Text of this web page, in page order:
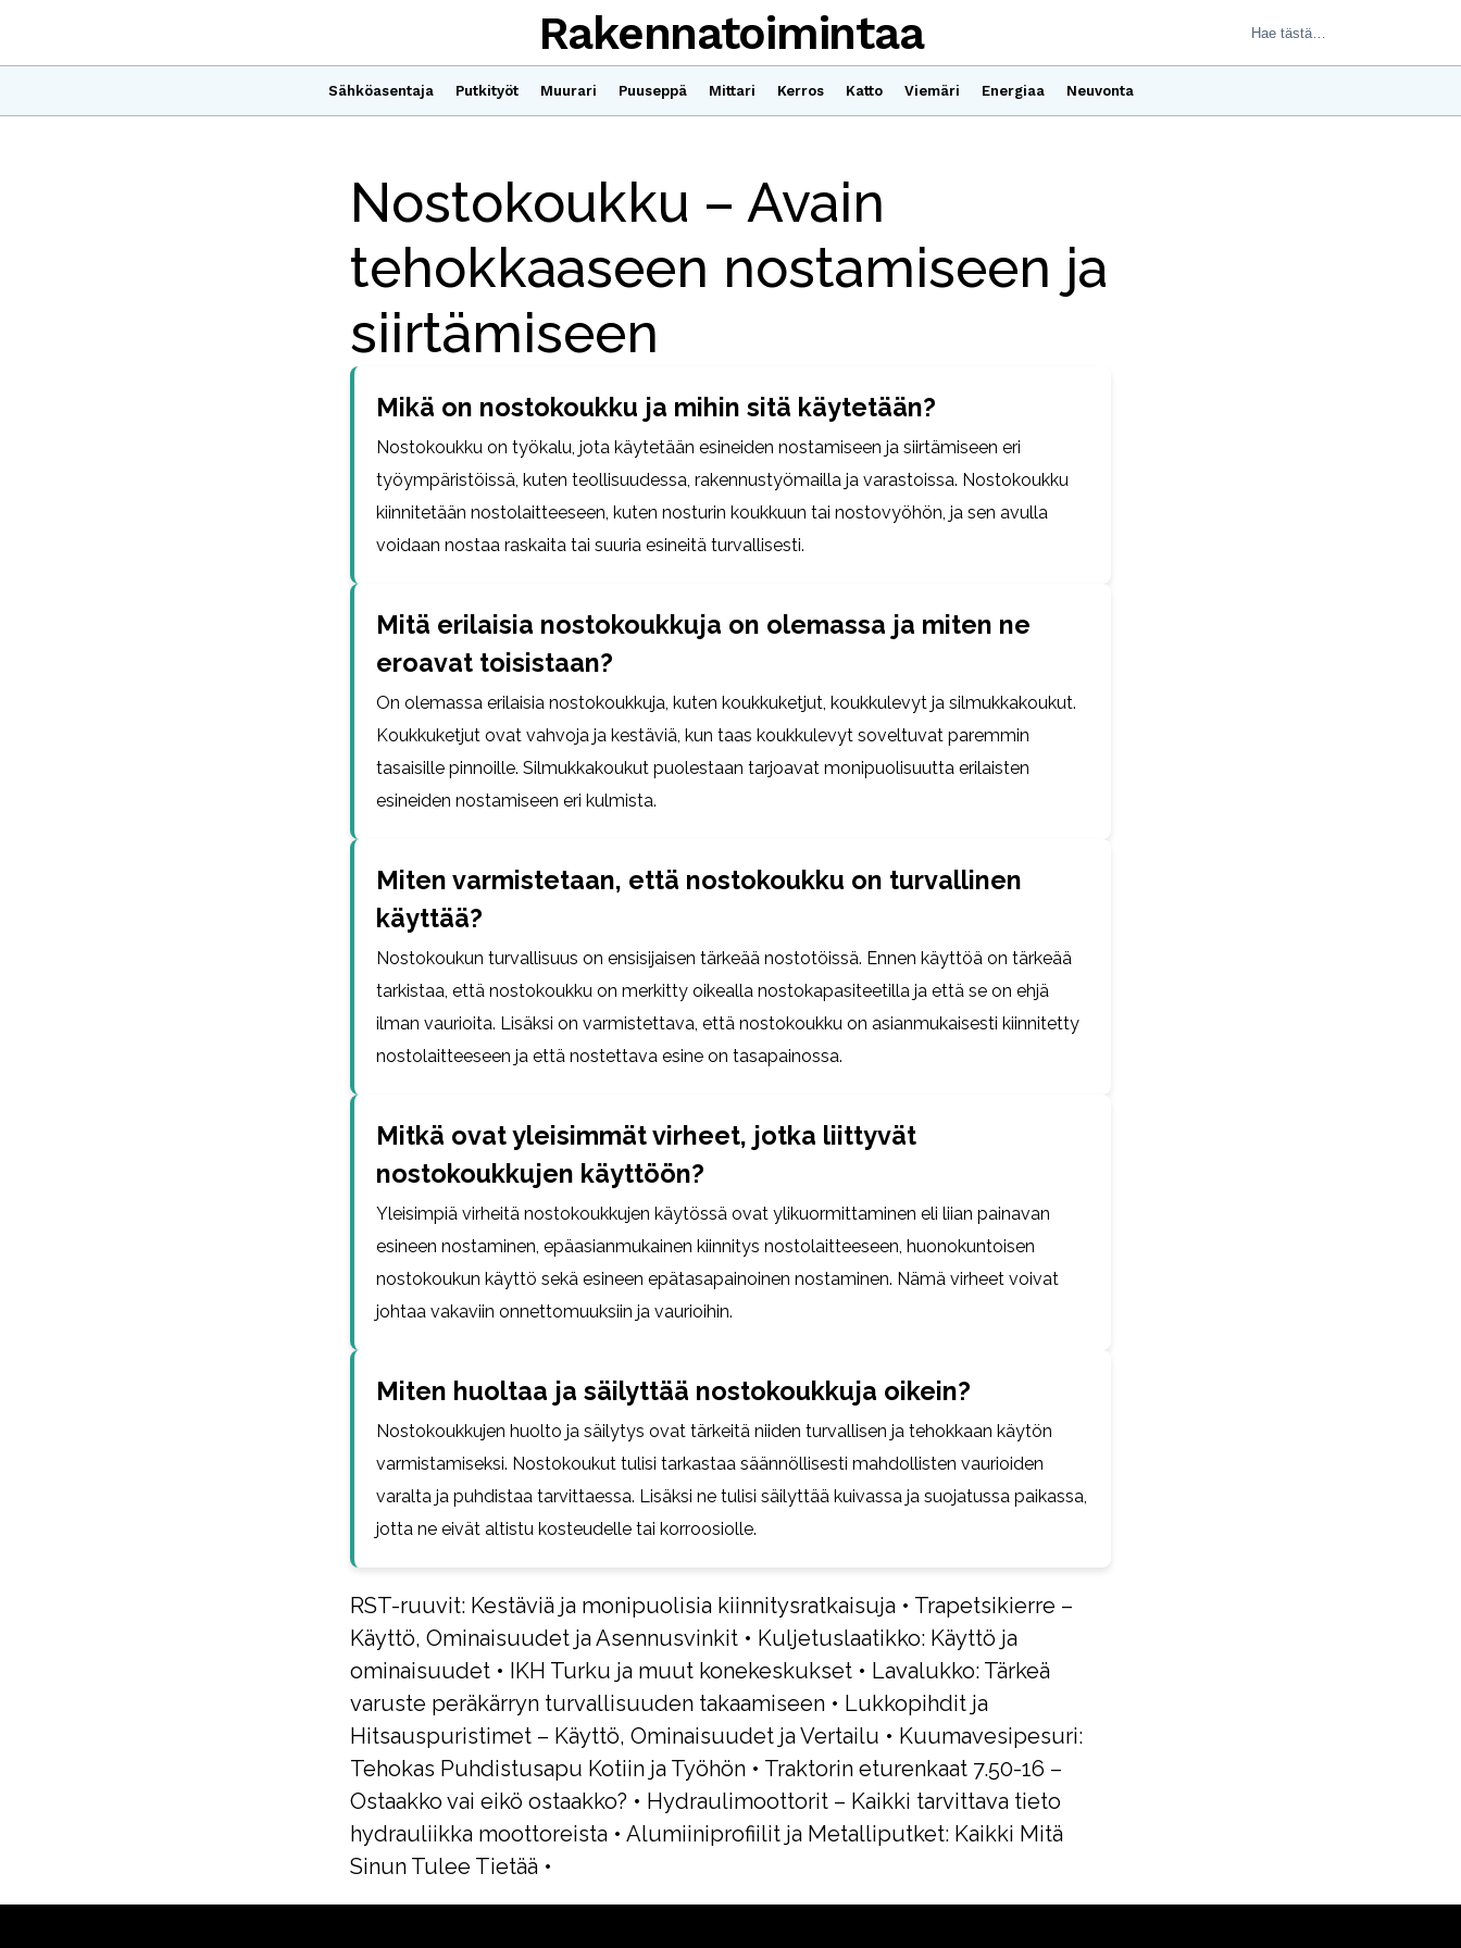
Sähköasentaja Putkityöt Muurari Puuseppä Mittari Kerros Katto Viemäri Energiaa Neuvonta
Rakennatoimintaa
Nostokoukku – Avain
tehokkaaseen nostamiseen ja
siirtämiseen
Mikä on nostokoukku ja mihin sitä käytetään?
Nostokoukku on työkalu, jota käytetään esineiden nostamiseen ja siirtämiseen eri
työympäristöissä, kuten teollisuudessa, rakennustyömailla ja varastoissa. Nostokoukku
kiinnitetään nostolaitteeseen, kuten nosturin koukkuun tai nostovyöhön, ja sen avulla
voidaan nostaa raskaita tai suuria esineitä turvallisesti.
Mitä erilaisia ​​nostokoukkuja on olemassa ja miten ne
eroavat toisistaan?
On olemassa erilaisia ​​nostokoukkuja, kuten koukkuketjut, koukkulevyt ja silmukkakoukut.
Koukkuketjut ovat vahvoja ja kestäviä, kun taas koukkulevyt soveltuvat paremmin
tasaisille pinnoille. Silmukkakoukut puolestaan tarjoavat monipuolisuutta erilaisten
esineiden nostamiseen eri kulmista.
Miten varmistetaan, että nostokoukku on turvallinen
käyttää?
Nostokoukun turvallisuus on ensisijaisen tärkeää nostotöissä. Ennen käyttöä on tärkeää
tarkistaa, että nostokoukku on merkitty oikealla nostokapasiteetilla ja että se on ehjä
ilman vaurioita. Lisäksi on varmistettava, että nostokoukku on asianmukaisesti kiinnitetty
nostolaitteeseen ja että nostettava esine on tasapainossa.
Mitkä ovat yleisimmät virheet, jotka liittyvät
nostokoukkujen käyttöön?
Yleisimpiä virheitä nostokoukkujen käytössä ovat ylikuormittaminen eli liian painavan
esineen nostaminen, epäasianmukainen kiinnitys nostolaitteeseen, huonokuntoisen
nostokoukun käyttö sekä esineen epätasapainoinen nostaminen. Nämä virheet voivat
johtaa vakaviin onnettomuuksiin ja vaurioihin.
Miten huoltaa ja säilyttää nostokoukkuja oikein?
Nostokoukkujen huolto ja säilytys ovat tärkeitä niiden turvallisen ja tehokkaan käytön
varmistamiseksi. Nostokoukut tulisi tarkastaa säännöllisesti mahdollisten vaurioiden
varalta ja puhdistaa tarvittaessa. Lisäksi ne tulisi säilyttää kuivassa ja suojatussa paikassa,
jotta ne eivät altistu kosteudelle tai korroosiolle.
RST-ruuvit: Kestäviä ja monipuolisia kiinnitysratkaisuja • Trapetsikierre –
Käyttö, Ominaisuudet ja Asennusvinkit • Kuljetuslaatikko: Käyttö ja
ominaisuudet • IKH Turku ja muut konekeskukset • Lavalukko: Tärkeä
varuste peräkärryn turvallisuuden takaamiseen • Lukkopihdit ja
Hitsauspuristimet – Käyttö, Ominaisuudet ja Vertailu • Kuumavesipesuri:
Tehokas Puhdistusapu Kotiin ja Työhön • Traktorin eturenkaat 7.50-16 –
Ostaakko vai eikö ostaakko? • Hydraulimoottorit – Kaikki tarvittava tieto
hydrauliikka moottoreista • Alumiiniprofiilit ja Metalliputket: Kaikki Mitä
Sinun Tulee Tietää •